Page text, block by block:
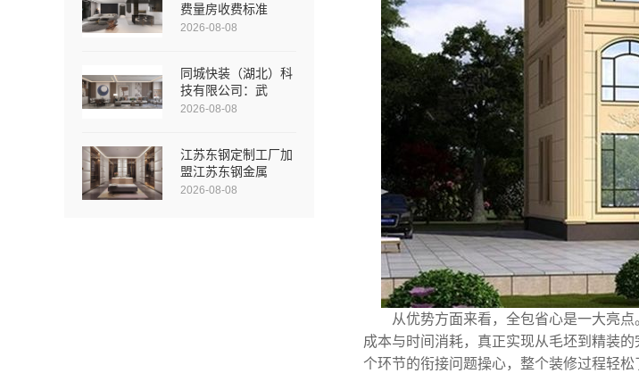
费量房收费标准
2026-08-08
同城快装（湖北）科
技有限公司：武
2026-08-08
江苏东钢定制工厂加
盟江苏东钢金属
2026-08-08
从优势方面来看，全包省心是一大亮
成本与时间消耗，真正实现从毛坯到精装
个环节的衔接问题操心，整个装修过程轻松